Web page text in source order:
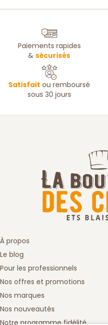
Paiements rapides
&sécurisés
Satisfait ou remboursé
sous 30 jours
À propos
Le blog
Pour les professionnels
Nos offres et promotions
Nos marques
Nos nouveautés
Notre programme fidélité